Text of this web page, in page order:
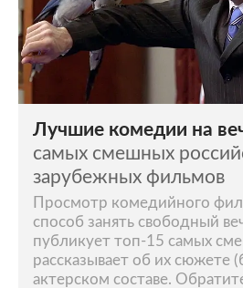
Лучшие комедии на
самых смешных
зарубежных фильмов
Просмотр комедийного
способ занять свободный
публикует топ-15 самых
рассказывает об их сюжете
актерском составе.